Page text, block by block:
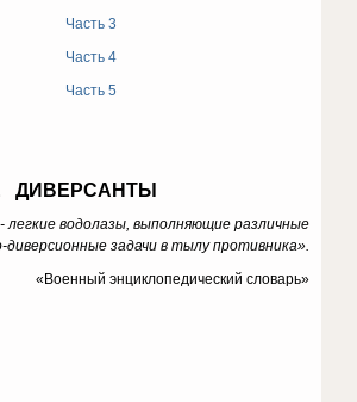
Часть 3
Часть 4
Часть 5
ДИВЕРСАНТЫ
легкие водолазы, выполня­ющие различные
диверсионные задачи в тылу противника».
«Военный энциклопедический словарь»